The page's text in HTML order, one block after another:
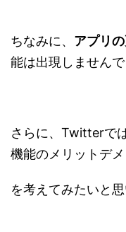
ちなみに、 アプリ
能は出現しませんで
さらに、Twitterで
機能のメリットデメ
を考えてみたいと思